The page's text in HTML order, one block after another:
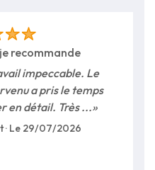
recommande
impeccable. Le
a pris le temps
en détail. Très ...»
· Le 29/07/2026